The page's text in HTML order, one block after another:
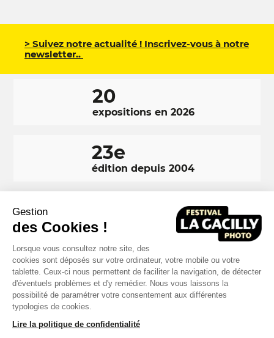
Gestion
des Cookies !
Lorsque vous consultez notre site, des
cookies sont déposés sur votre ordinateur, votre mobile ou votre
tablette. Ceux-ci nous permettent de faciliter la navigation, de détecter
d'éventuels problèmes et d'y remédier. Nous vous laissons la
possibilité de paramétrer votre consentement aux différentes
typologies de cookies.
Lire la politique de confidentialité
> Suivez notre actualité ! Inscrivez-vous à notre
newsletter..
20
expositions en 2026
23e
édition depuis 2004
visiteurs en 2025
RÉSEAUX
SOCIAUX
FOOTER
FacebookLinkedInInstagram
NAVIGATION
Mentions légales Crédits